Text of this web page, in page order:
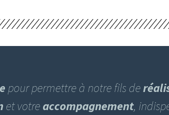
pour permettre à notre fils de
et votreaccompagnement,